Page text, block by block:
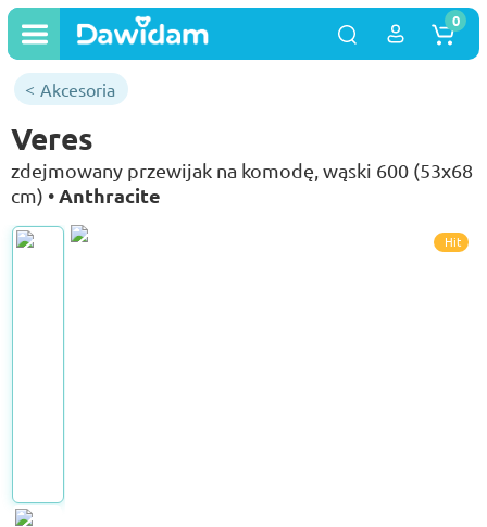
0
Akcesoria
Veres
zdejmowany przewijak na komodę, wąski 600 (53х68
cm) •Anthracite
Hit